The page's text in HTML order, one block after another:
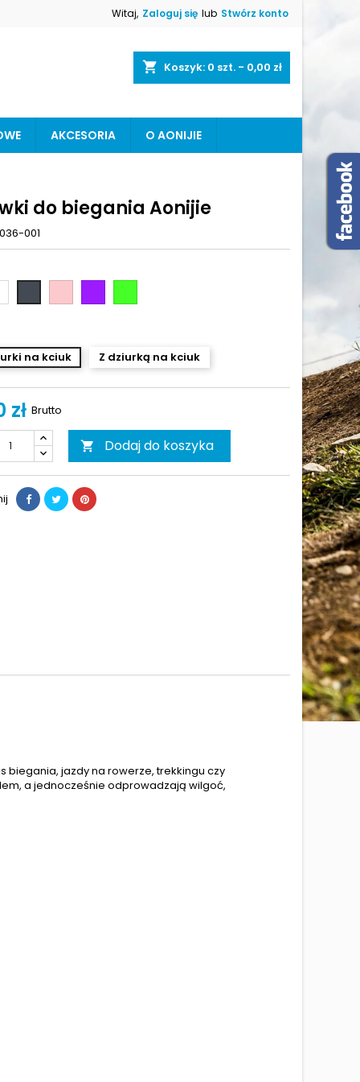
Witaj, Zaloguj się lub Stwórz konto
shopping_cart Koszyk: 0 szt. - 0,00 zł
AKCESORIA O AONIJIE
do biegania Aonijie
001
laserkowy
na kciuk
Z dziurką na kciuk
zł Brutto
 Dodaj do koszyka
jazdy na rowerze, trekkingu czy
a jednocześnie odprowadzają wilgoć,